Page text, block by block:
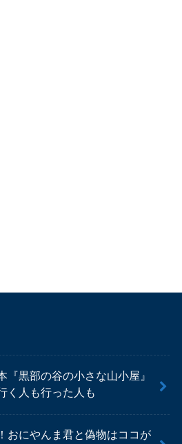
『黒部の谷の小さな山小屋』
く人も行った人も
おにやんま君と偽物はココが